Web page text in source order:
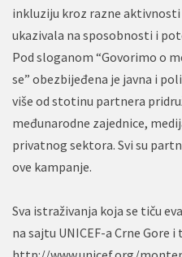
inkluziju kroz razne
ukazivala na sposobnosti i
Pod sloganom “Govorimo o
se” obezbijeđena je javna i
više od stotinu partnera
međunarodne zajednice,
privatnog sektora. Svi su
ove kampanje.
Sva istraživanja koja se tiču
na sajtu UNICEF-a Crne Gore